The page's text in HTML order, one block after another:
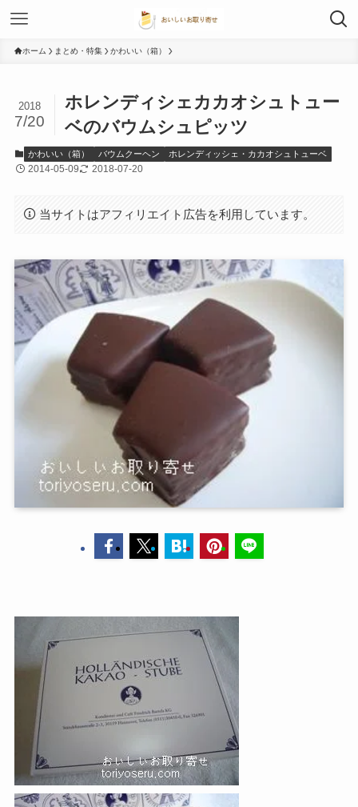
ホーム まとめ・特集 かわいい（箱）
ホレンディシェカカオシュトュー
ベのバウムシュピッツ
2018
7/20
かわいい（箱） バウムクーヘン ホレンディッシェ・カカオシュトューベ
2014-05-09 2018-07-20
当サイトはアフィリエイト広告を利用しています。